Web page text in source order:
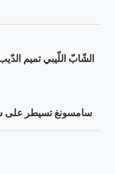
الشّابّ اللّيبي تميم
سامسونغ تسيطر على سوق